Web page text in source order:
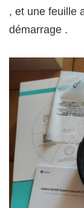
, et une feuille
démarrage .